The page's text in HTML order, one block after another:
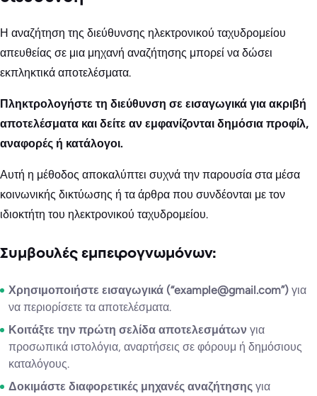
Η αναζήτηση της διεύθυνσης ηλεκτρονικού ταχυδρομείου
απευθείας σε μια μηχανή αναζήτησης μπορεί να δώσει
εκπληκτικά αποτελέσματα.
Πληκτρολογήστε τη διεύθυνση σε εισαγωγικά για ακριβή
αποτελέσματα και δείτε αν εμφανίζονται δημόσια προφίλ,
αναφορές ή κατάλογοι.
Αυτή η μέθοδος αποκαλύπτει συχνά την παρουσία στα μέσα
κοινωνικής δικτύωσης ή τα άρθρα που συνδέονται με τον
ιδιοκτήτη του ηλεκτρονικού ταχυδρομείου.
Συμβουλές εμπειρογνωμόνων:
Χρησιμοποιήστε εισαγωγικά (“example@gmail.com”) για
να περιορίσετε τα αποτελέσματα.
Κοιτάξτε την πρώτη σελίδα αποτελεσμάτων για
προσωπικά ιστολόγια, αναρτήσεις σε φόρουμ ή δημόσιους
καταλόγους.
Δοκιμάστε διαφορετικές μηχανές αναζήτησης για